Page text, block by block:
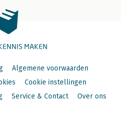
MAKEN
Algemene voorwaarden
Cookie instellingen
Service & Contact Over ons